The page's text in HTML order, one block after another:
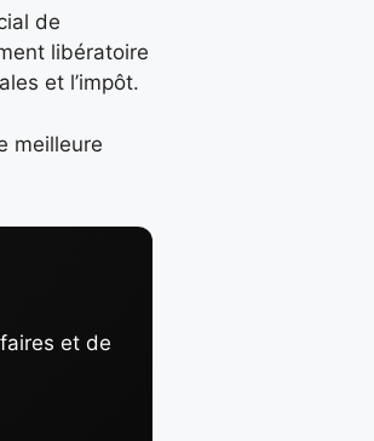
de
libératoire
et l’impôt.
meilleure
et de